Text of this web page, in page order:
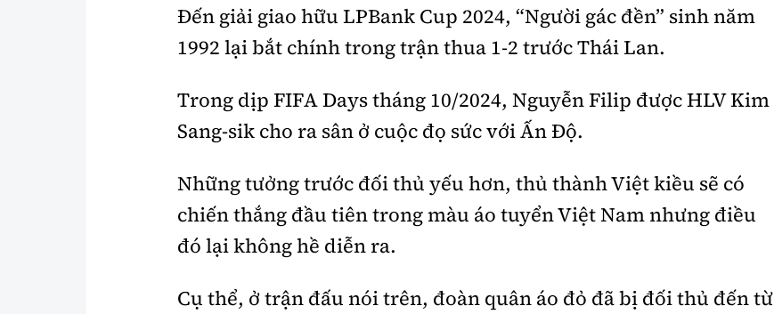
Đến giải giao hữu LPBank Cup 2024, “Người gác đền” sinh năm
1992 lại bắt chính trong trận thua 1-2 trước Thái Lan.
Trong dịp FIFA Days tháng 10/2024, Nguyễn Filip được HLV Kim
Sang-sik cho ra sân ở cuộc đọ sức với Ấn Độ.
Những tưởng trước đối thủ yếu hơn, thủ thành Việt kiều sẽ có
chiến thắng đầu tiên trong màu áo tuyển Việt Nam nhưng điều
đó lại không hề diễn ra.
Cụ thể, ở trận đấu nói trên, đoàn quân áo đỏ đã bị đối thủ đến từ